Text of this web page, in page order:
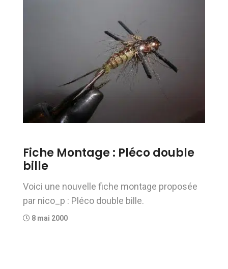
Fiche Montage : Pléco double
bille
Voici une nouvelle fiche montage proposée
par nico_p : Pléco double bille.
8 mai 2000